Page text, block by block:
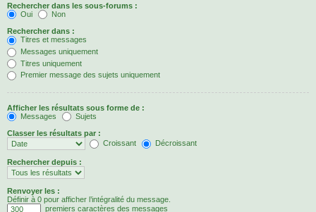
Rechercher dans les sous-forums :
Oui
Non
Rechercher dans :
Titres et messages
Messages uniquement
Titres uniquement
Premier message des sujets uniquement
Afficher les résultats sous forme de :
Messages
Sujets
Classer les résultats par :
Croissant
Décroissant
Rechercher depuis :
Renvoyer les :
Définir à 0 pour afficher l’intégralité du message.
premiers caractères des messages